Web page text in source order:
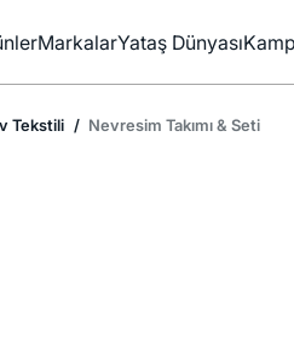
MarkalarYataş Dünyası
Tekstili Nevresim Takımı & Seti